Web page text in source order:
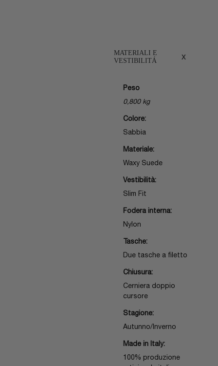
MATERIALI E
VESTIBILITÁ
x
Peso
0,800 kg
Colore:
Sabbia
Materiale:
Waxy Suede
Vestibilità:
Slim Fit
Fodera interna:
Nylon
Tasche:
Due tasche a filetto
Chiusura:
Cerniera doppio
cursore
Stagione:
Autunno/Inverno
Made in Italy:
100% produzione